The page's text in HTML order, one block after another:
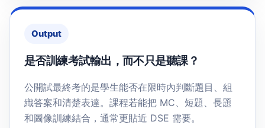
Output
是否訓練考試輸出，而不只是聽課？
公開試最終考的是學生能否在限時內判斷題目、組
織答案和清楚表達。課程若能把 MC、短題、長題
和圖像訓練結合，通常更貼近 DSE 需要。